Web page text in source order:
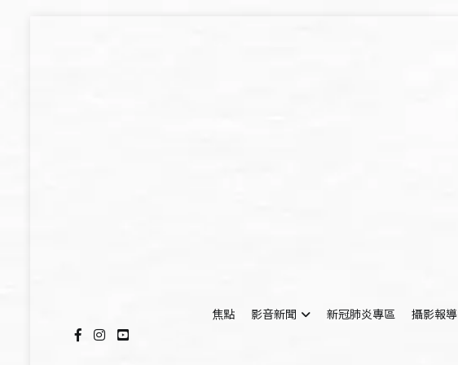
焦點
影音新聞 新冠肺炎專區 攝影報導